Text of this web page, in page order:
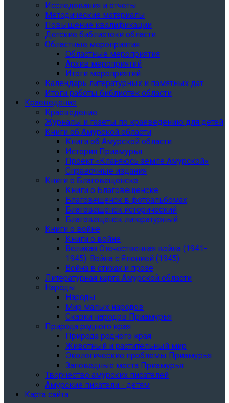
Исследования и отчеты
Методические материалы
Повышение квалификации
Детские библиотеки области
Областные мероприятия
Областные мероприятия
Архив мероприятий
Итоги мероприятий
Календарь литературных и памятных дат
Итоги работы библиотек области
Краеведение
Краеведение
Журналы и газеты по краеведению для детей
Книги об Амурской области
Книги об Амурской области
История Приамурья
Проект «Кланяюсь земле Амурской»
Справочные издания
Книги о Благовещенске
Книги о Благовещенске
Благовещенск в фотоальбомах
Благовещенск исторический
Благовещенск литературный
Книги о войне
Книги о войне
Великая Отечественная война (1941-
1945). Война с Японией (1945)
Война в стихах и прозе
Литературная карта Амурской области
Народы
Народы
Мир малых народов
Сказки народов Приамурья
Природа родного края
Природа родного края
Животный и растительный мир
Экологические проблемы Приамурья
Заповедные места Приамурья
Творчество амурских писателей
Амурские писатели - детям
Карта сайта